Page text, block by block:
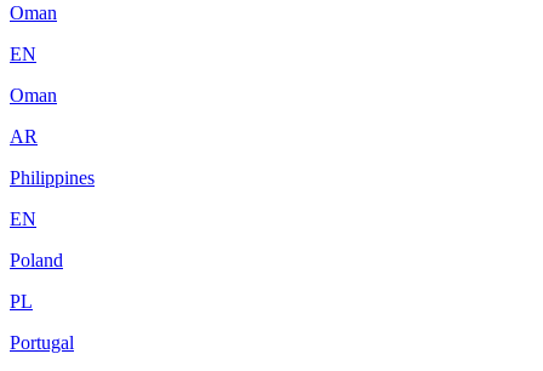
Oman
EN
Oman
AR
Philippines
EN
Poland
PL
Portugal